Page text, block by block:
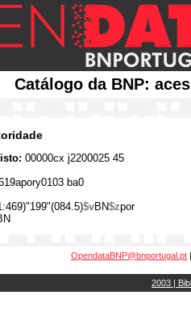
Catálogo da BNP:
00000cx j2200025 45
ba0
$vBN$zpor
OpendataBNP@bnportugal.pt
2003 |